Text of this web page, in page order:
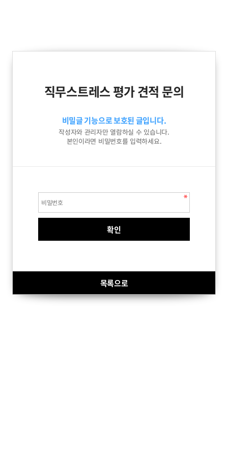
직무스트레스 평가 견적 문의
비밀글 기능으로 보호된 글입니다.
작성자와 관리자만 열람하실 수 있습니다.
본인이라면 비밀번호를 입력하세요.